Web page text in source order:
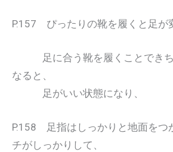
P.157 ぴったりの靴を履くと足が
足に合う靴を履くことできち
なると、
足がいい状態になり、
P.158 足指はしっかりと地面をつ
チがしっかりして、